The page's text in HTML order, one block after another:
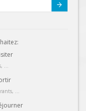
...
...